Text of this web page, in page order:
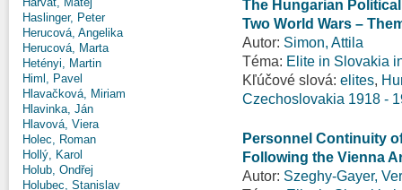
Haslinger, Peter
Herucová, Angelika
Herucová, Marta
Hetényi, Martin
Himl, Pavel
Hlavačková, Miriam
Hlavinka, Ján
Hlavová, Viera
Holec, Roman
Hollý, Karol
Holub, Ondřej
Holubec, Stanislav
The Hungarian
Two World Wars –
Autor: Simon, Attila
Téma: Elite in Slovakia
Kľúčové slová: elites,
Czechoslovakia 1918 -
Personnel Continuity
Following the Vienna
Autor: Szeghy-Gayer,